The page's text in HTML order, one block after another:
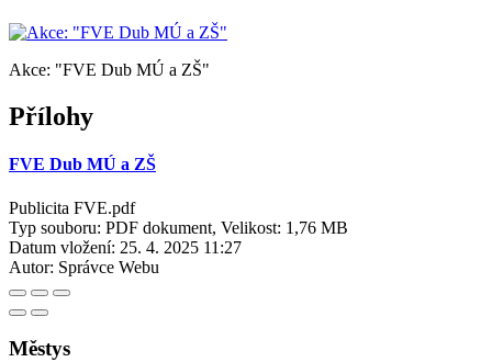
Akce: "FVE Dub MÚ a ZŠ"
Přílohy
FVE Dub MÚ a ZŠ
Publicita FVE.pdf
Typ souboru: PDF dokument, Velikost: 1,76 MB
Datum vložení: 25. 4. 2025 11:27
Autor: Správce Webu
Městys